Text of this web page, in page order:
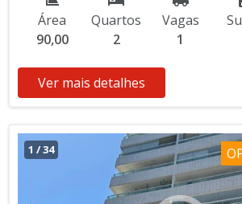
Brinquedoteca , salão de jogos e salão de
com equipamentos de ultima geração .
residir ou passar férias .
Área
90,00
Quartos
2
Vagas
1
Ver mais detalhes
1 /34